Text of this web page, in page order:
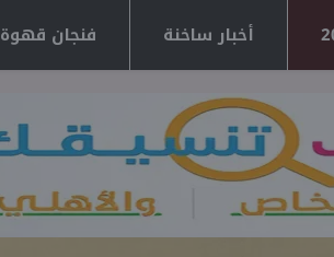
أخبار ساخنة فنجان قهوة